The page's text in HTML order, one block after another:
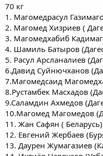
70 кг
1. Магомедрасул
2. Магомед Хизриев (
3. Магомедхабиб
4. Шамиль Батыров
5. Расул Арсланалиев
6.Давид Суйнючханов
7.Магомедсаид
8.Рустамбек Масхадов
9.Саламдин Ахмедов
10.Магомед Магомедов
11. Жан Сафян ( Беларусь)
12. Евгений Жербаев
13. Даурен Жумагазиев